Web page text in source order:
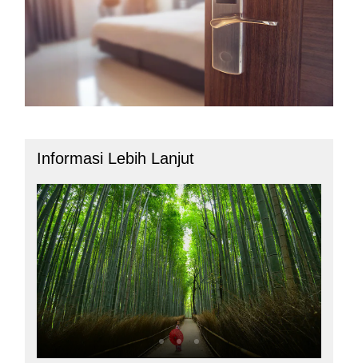
Informasi Lebih Lanjut